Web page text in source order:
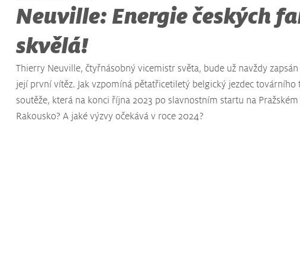
Neuville: Energie českých
skvělá!
Thierry Neuville, čtyřnásobný vicemistr světa, bude už navždy
její první vítěz. Jak vzpomíná pětatřicetiletý belgický jezdec
soutěže, která na konci října 2023 po slavnostním startu na
Rakousko? A jaké výzvy očekává v roce 2024?